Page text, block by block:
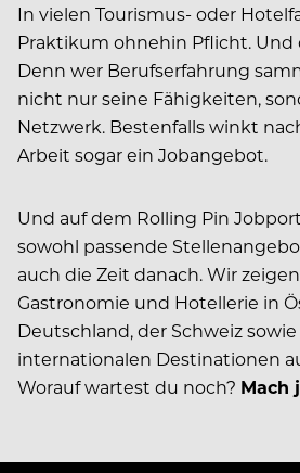
In vielen Tourismus- oder
Praktikum ohnehin Pflicht. Und
Denn wer Berufserfahrung
nicht nur seine Fähigkeiten,
Netzwerk. Bestenfalls winkt
Arbeit sogar ein Jobangebot.
Und auf dem Rolling Pin
sowohl passende
auch die Zeit danach. Wir
Gastronomie und Hotellerie in
Deutschland, der Schweiz
internationalen Destinationen
Worauf wartest du noch? Mach